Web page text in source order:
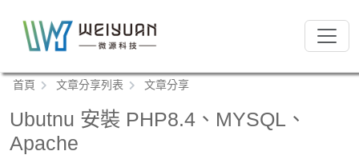
區
塊
首頁 文章分享列表 文章分享
Ubutnu 安裝 PHP8.4、MYSQL、
Apache